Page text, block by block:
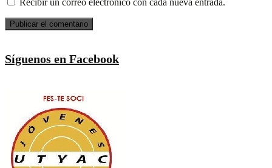
Recibir un correo electrónico con cada nueva entrada.
Síguenos en Facebook